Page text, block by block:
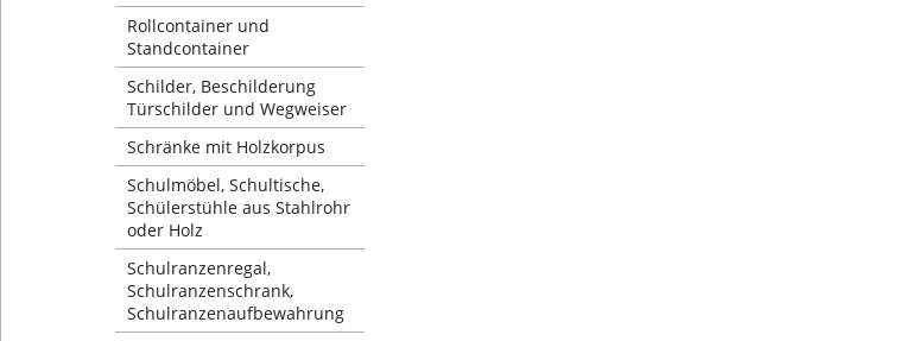
Rollcontainer und
Standcontainer
Schilder, Beschilderung
Türschilder und Wegweiser
Schränke mit Holzkorpus
Schulmöbel, Schultische,
Schülerstühle aus Stahlrohr
oder Holz
Schulranzenregal,
Schulranzenschrank,
Schulranzenaufbewahrung